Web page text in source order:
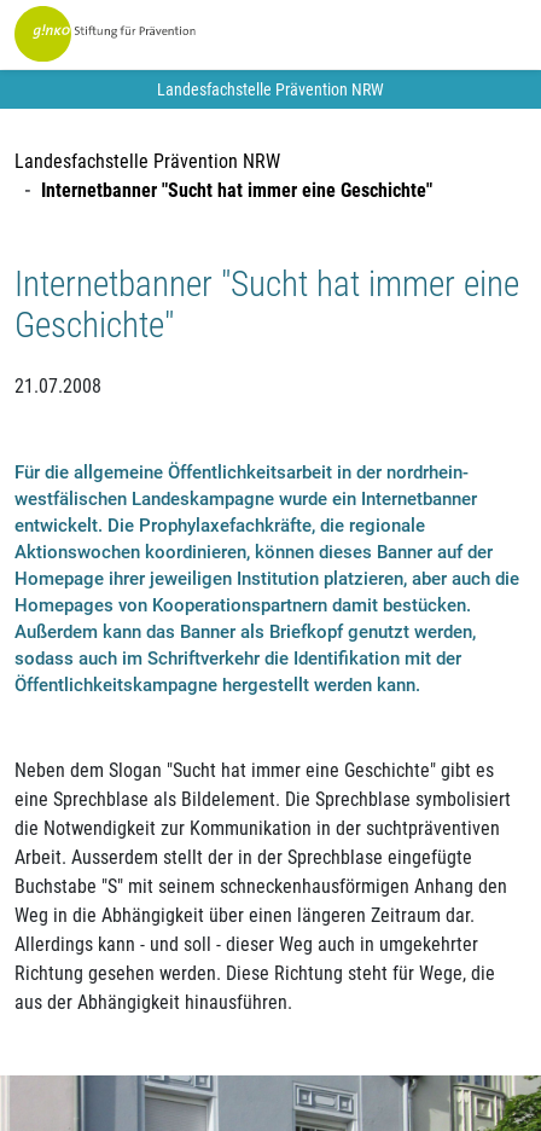
Landesfachstelle Prävention NRW
Landesfachstelle Prävention NRW
Internetbanner "Sucht hat immer eine Geschichte"
Internetbanner "Sucht hat immer eine
Geschichte"
21.07.2008
Für die allgemeine Öffentlichkeitsarbeit in der nordrhein-
westfälischen Landeskampagne wurde ein Internetbanner
entwickelt. Die Prophylaxefachkräfte, die regionale
Aktionswochen koordinieren, können dieses Banner auf der
Homepage ihrer jeweiligen Institution platzieren, aber auch die
Homepages von Kooperationspartnern damit bestücken.
Außerdem kann das Banner als Briefkopf genutzt werden,
sodass auch im Schriftverkehr die Identifikation mit der
Öffentlichkeitskampagne hergestellt werden kann.
Neben dem Slogan "Sucht hat immer eine Geschichte" gibt es
eine Sprechblase als Bildelement. Die Sprechblase symbolisiert
die Notwendigkeit zur Kommunikation in der suchtpräventiven
Arbeit. Ausserdem stellt der in der Sprechblase eingefügte
Buchstabe "S" mit seinem schneckenhausförmigen Anhang den
Weg in die Abhängigkeit über einen längeren Zeitraum dar.
Allerdings kann - und soll - dieser Weg auch in umgekehrter
Richtung gesehen werden. Diese Richtung steht für Wege, die
aus der Abhängigkeit hinausführen.